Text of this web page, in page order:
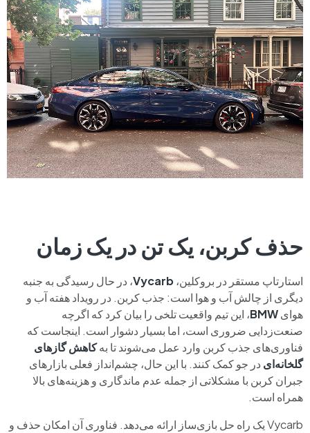
حذف کربن، یک تن در یک زمان
استارتاپ مستقر در بروکلین،Vycarb، در حال رسیدگی به جنبه
دیگری از چالش آب و هوا است: جذب کربن. در رویداد هفته آب و
هوایBMW، این تیم واقعیت تلخی را بیان کرد که اگرچه
صنعت‌زدایی ضروری است، اما بسیار دشوار است. اینجاست که
فناوری‌های جذب کربن وارد عمل می‌شوند تا بهکاهش گازهای
گلخانه‌ای در جو کمک کنند. با این حال، چشم‌انداز فعلی بازارهای
جبران کربن با مشکلاتی از جمله عدم ماندگاری و هزینه‌های بالا
همراه است.
Vycarb یک راه حل بازی‌ساز ارائه می‌دهد. فناوری آن امکان حذف و